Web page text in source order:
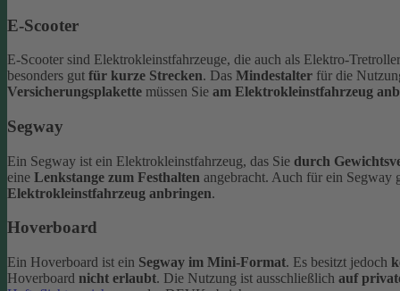
E-Scooter
E-Scooter sind Elektrokleinstfahrzeuge, die auch als Elektro-
besonders gut für kurze Strecken. Das Mindestalter für die
Versicherungsplakette müssen Sie am Elektrokleinstfahrzeug
Segway
Ein Segway ist ein Elektrokleinstfahrzeug, das Sie durch
eine Lenkstange zum Festhalten angebracht. Auch für ein Segway
Elektrokleinstfahrzeug anbringen.
Hoverboard
Ein Hoverboard ist ein Segway im Mini-Format. Es besitzt jedoch
Hoverboard nicht erlaubt. Die Nutzung ist ausschließlich auf